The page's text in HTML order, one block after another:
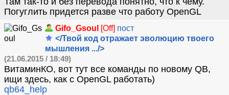
Погуглить придется разве что работу OpenGL
Gifo_Gsoul [Off] пост
</Твой код отражает эволюцию твоего
мышления .../>
(21.06.2015 / 18:49)
ВитаминКО, вот тут все команды по новому QB,
ищи здесь, как с OpenGL работать)
qb64_help